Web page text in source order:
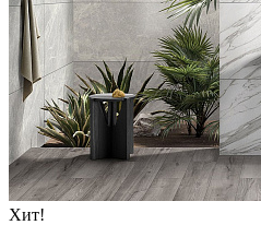
Хит!